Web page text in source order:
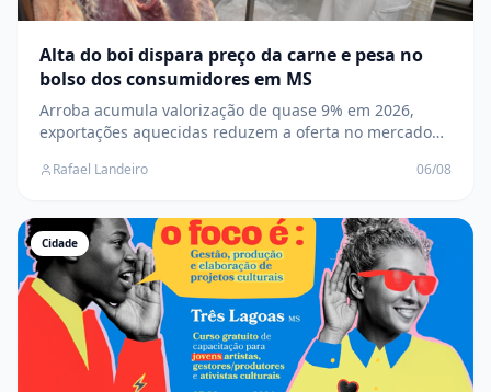
Alta do boi dispara preço da carne e pesa no
bolso dos consumidores em MS
Arroba acumula valorização de quase 9% em 2026,
exportações aquecidas reduzem a oferta no mercado
Rafael Landeiro 06/08
Cidade